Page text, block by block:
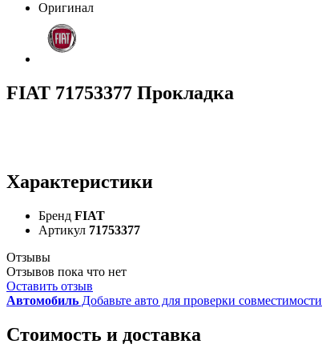
Оригинал
FIAT 71753377 Прокладка
Характеристики
Бренд FIAT
Артикул 71753377
Отзывы
Отзывов пока что нет
Оставить отзыв
Автомобиль Добавьте авто для проверки совместимости
Стоимость и доставка